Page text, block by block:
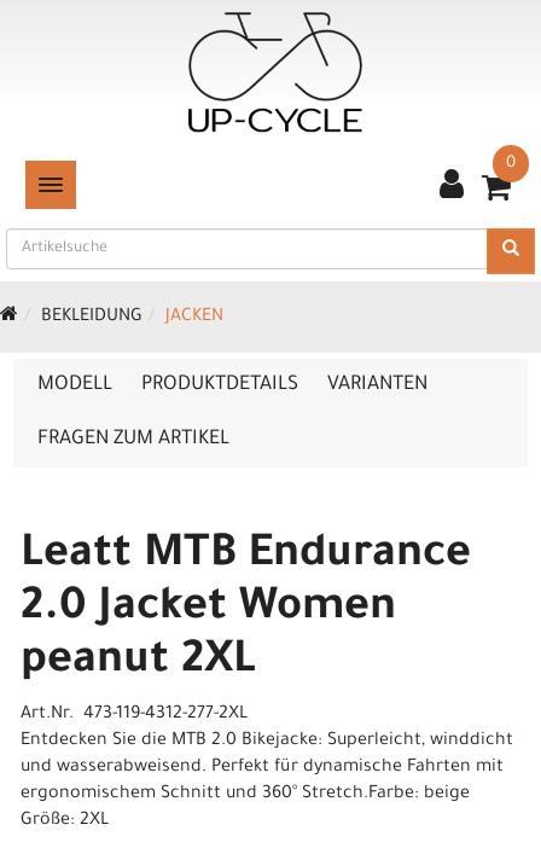
TOGGLE NAVIGATION
0
BEKLEIDUNG JACKEN
MODELL PRODUKTDETAILS VARIANTEN
FRAGEN ZUM ARTIKEL
Leatt MTB Endurance
2.0 Jacket Women
peanut 2XL
Art.Nr. 473-119-4312-277-2XL
Entdecken Sie die MTB 2.0 Bikejacke: Superleicht, winddicht
und wasserabweisend. Perfekt für dynamische Fahrten mit
ergonomischem Schnitt und 360° Stretch.Farbe: beige
Größe: 2XL